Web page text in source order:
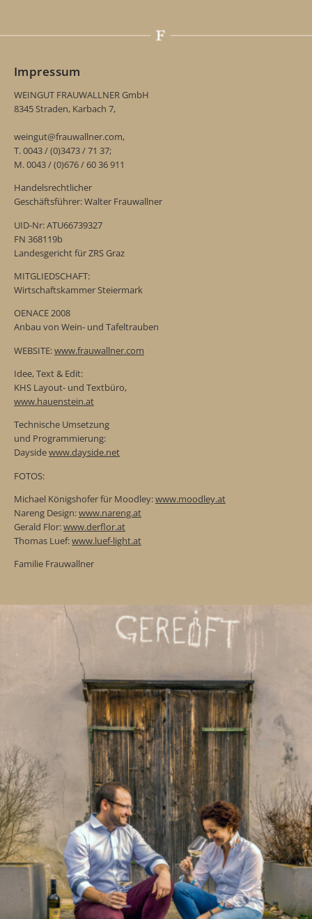
Impressum
WEINGUT FRAUWALLNER GmbH
8345 Straden, Karbach 7,
weingut@frauwallner.com,
T. 0043 / (0)3473 / 71 37;
M. 0043 / (0)676 / 60 36 911
Handelsrechtlicher
Geschäftsführer: Walter Frauwallner
UID-Nr: ATU66739327
FN 368119b
Landesgericht für ZRS Graz
MITGLIEDSCHAFT:
Wirtschaftskammer Steiermark
OENACE 2008
Anbau von Wein- und Tafeltrauben
WEBSITE:www.frauwallner.com
Idee, Text & Edit:
KHS Layout- und Textbüro,
www.hauenstein.at
Technische Umsetzung
und Programmierung:
Daysidewww.dayside.net
FOTOS:
Michael Königshofer für Moodley:www.moodley.at
Nareng Design:www.nareng.at
Gerald Flor:www.derflor.at
Thomas Luef:www.luef-light.at
Familie Frauwallner